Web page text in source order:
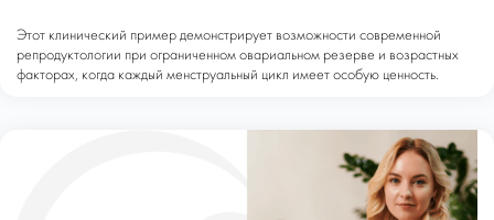
Этот клинический пример демонстрирует возможности современной
репродуктологии при ограниченном овариальном резерве и возрастных
факторах, когда каждый менструальный цикл имеет особую ценность.